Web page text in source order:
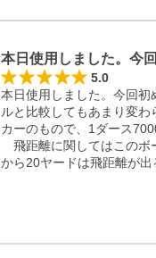
本日使用しました。今
5.0
本日使用しました。今回
ルと比較してもあまり変
カーのもので、1ダース
飛距離に関してはこのボ
から20ヤードは飛距離が出